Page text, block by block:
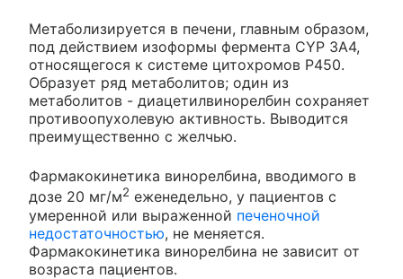
Метаболизируется в печени, главным образом,
под действием изоформы фермента CYP 3А4,
относящегося к системе цитохромов P450.
Образует ряд метаболитов; один из
метаболитов - диацетилвинорелбин сохраняет
противоопухолевую активность. Выводится
преимущественно с желчью.
Фармакокинетика винорелбина, вводимого в
дозе 20 мг/м2 еженедельно, у пациентов с
умеренной или выраженной печеночной
недостаточностью, не меняется.
Фармакокинетика винорелбина не зависит от
возраста пациентов.